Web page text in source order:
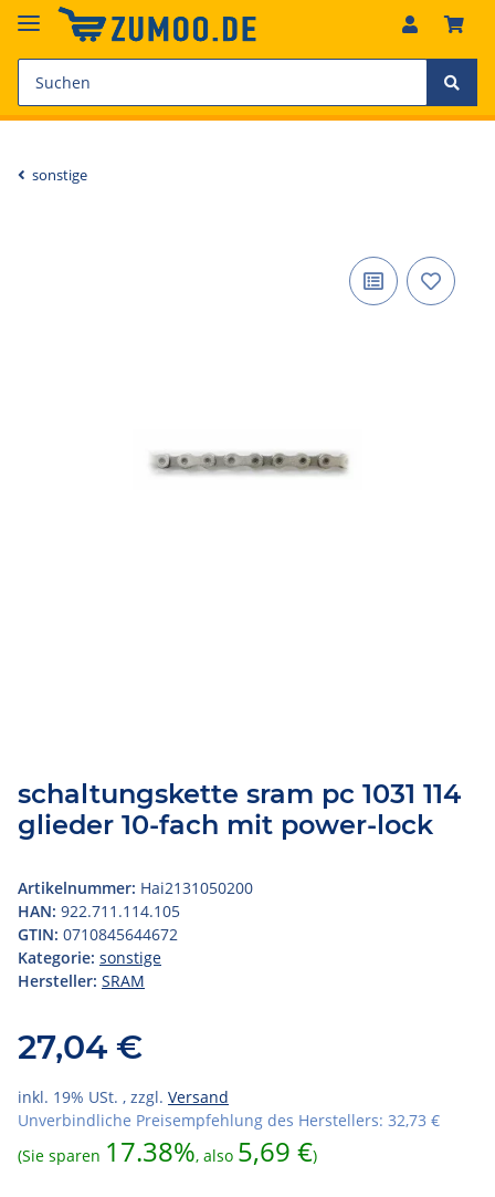
sonstige
schaltungskette sram pc 1031 114
glieder 10-fach mit power-lock
Artikelnummer: Hai2131050200
HAN: 922.711.114.105
GTIN: 0710845644672
Kategorie: sonstige
Hersteller: SRAM
27,04 €
inkl. 19% USt. , zzgl. Versand
Unverbindliche Preisempfehlung des Herstellers: 32,73 €
(Sie sparen 17.38%, also 5,69 €)